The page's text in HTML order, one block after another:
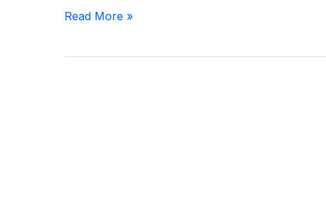
Read More »